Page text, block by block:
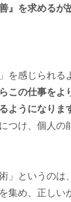
善』を求める
を感じられる
この仕事を
ようになりま
つけ、個人の
」というのは
集め、正しい